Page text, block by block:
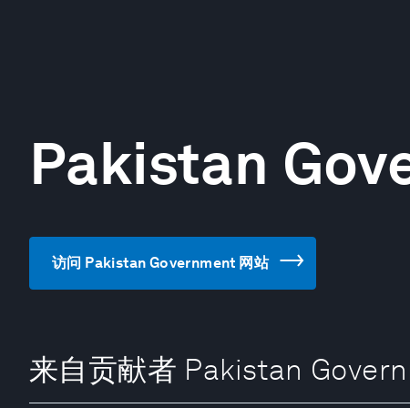
Pakistan
访问 Pakistan Government 网站
来自贡献者 Pakistan